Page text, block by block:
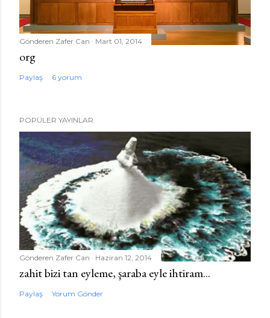
Gönderen Zafer Can Mart 01, 2014
org
Paylaş 6 yorum
POPÜLER YAYINLAR
Gönderen Zafer Can Haziran 12, 2014
zahit bizi tan eyleme, şaraba eyle ihtiram...
Paylaş Yorum Gönder